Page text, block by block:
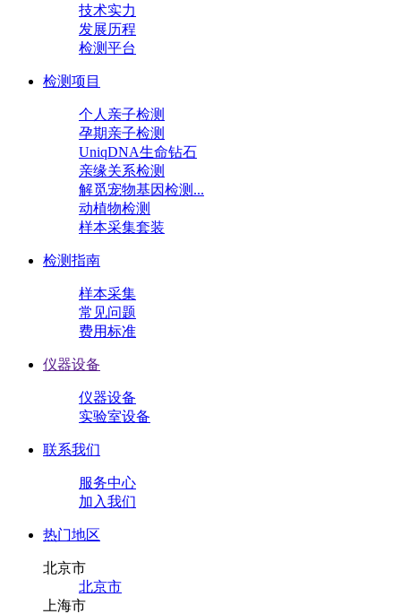
技术实力
发展历程
检测平台
检测项目
个人亲子检测
孕期亲子检测
UniqDNA生命钻石
亲缘关系检测
解觅宠物基因检测...
动植物检测
样本采集套装
检测指南
样本采集
常见问题
费用标准
仪器设备
仪器设备
实验室设备
联系我们
服务中心
加入我们
热门地区
北京市
北京市
上海市